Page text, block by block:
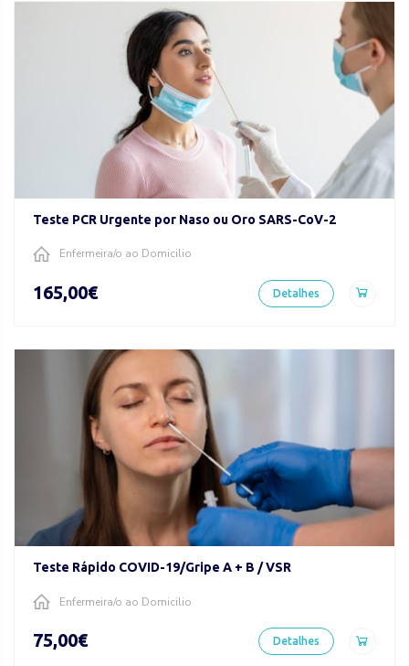
Teste PCR Urgente por Naso ou Oro SARS-CoV-2
Enfermeira/o ao Domicilio
165,00€ Detalhes
Teste Rápido COVID-19/Gripe A + B / VSR
Enfermeira/o ao Domicilio
75,00€ Detalhes